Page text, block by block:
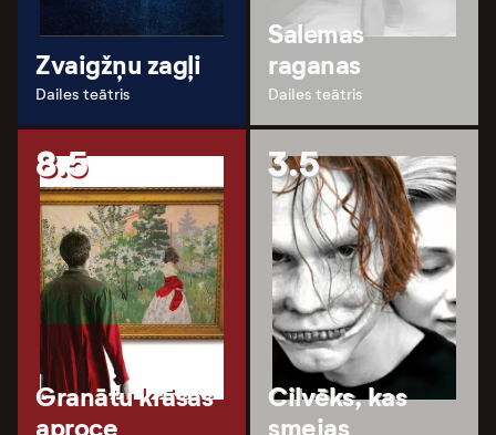
Zvaigžņu zagļi
Dailes teātris
Salemas
raganas
Dailes teātris
8.5
Granātu krāsas
3.5
Cilvēks, kas